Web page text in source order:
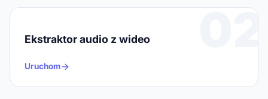
02
Ekstraktor audio z wideo
Uruchom